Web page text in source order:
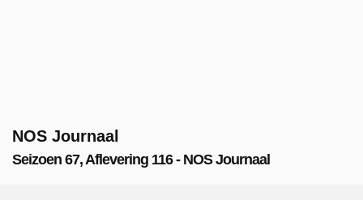
NOS Journaal
Seizoen 67, Aflevering 116 - NOS Journaal